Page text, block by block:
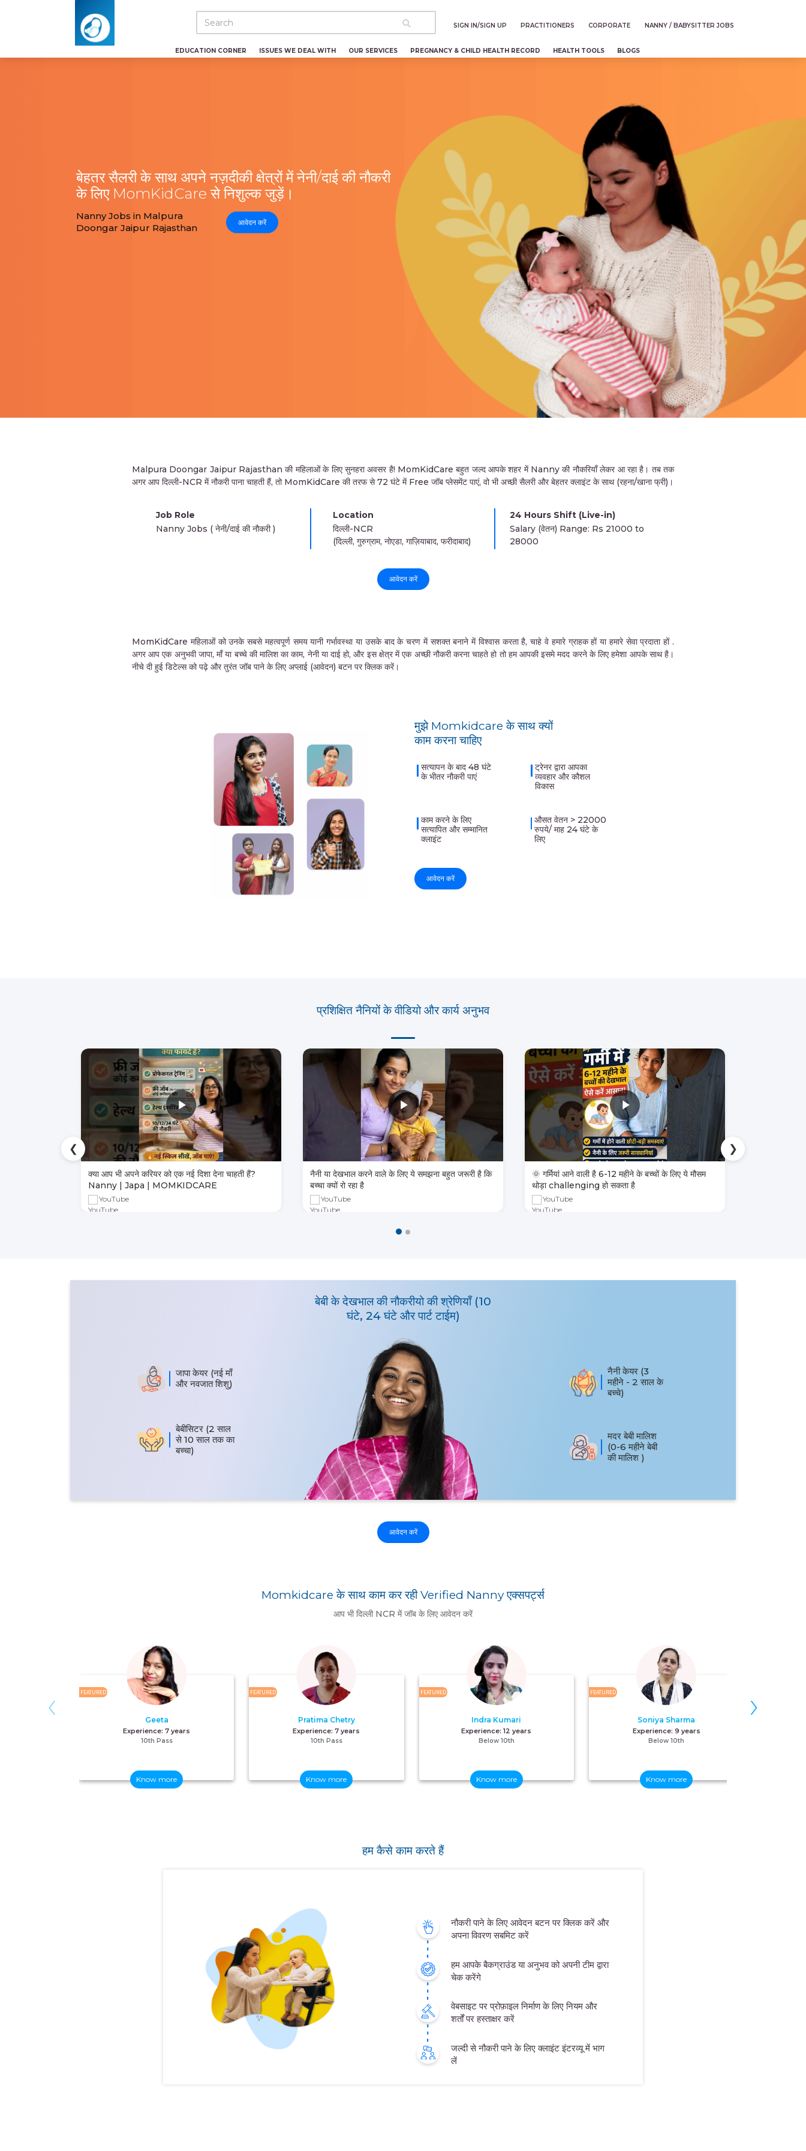
SIGN IN/SIGN UP PRACTITIONERS CORPORATE NANNY / BABYSITTER JOBS
EDUCATION CORNER ISSUES WE DEAL WITH OUR SERVICES PREGNANCY & CHILD HEALTH RECORD HEALTH TOOLS BLOGS
बेहतर सैलरी के साथ अपने नज़दीकी क्षेत्रों में नेनी/दाई की नौकरी
के लिए MomKidCare से निशुल्क जुड़ें।
Nanny Jobs in Malpura
Doongar Jaipur Rajasthan
आवेदन करें
Malpura Doongar Jaipur Rajasthan की महिलाओं के लिए सुनहरा अवसर है! MomKidCare बहुत जल्द आपके शहर में Nanny की नौकरियाँ लेकर आ रहा है। तब तक
अगर आप दिल्ली-NCR में नौकरी पाना चाहती हैं, तो MomKidCare की तरफ से 72 घंटे में Free जॉब प्लेसमेंट पाएं, वो भी अच्छी सैलरी और बेहतर क्लाइंट के साथ (रहना/खाना फ्री)।
Job Role
Nanny Jobs ( नेनी/दाई की नौकरी )
Location
दिल्ली-NCR
(दिल्ली, गुरुग्राम, नोएडा, गाज़ियाबाद, फरीदाबाद)
24 Hours Shift (Live-in)
Salary (वेतन) Range: Rs 21000 to
28000
आवेदन करें
MomKidCare महिलाओं को उनके सबसे महत्वपूर्ण समय यानी गर्भावस्था या उसके बाद के चरण में सशक्त बनाने में विश्वास करता है, चाहे वे हमारे ग्राहक हों या हमारे सेवा प्रदाता हों .
अगर आप एक अनुभवी जापा, माँ या बच्चे की मालिश का काम, नेनी या दाई हो, और इस क्षेत्र में एक अच्छी नौकरी करना चाहते हो तो हम आपकी इसमे मदद करने के लिए हमेशा आपके साथ है।
नीचे दी हुई डिटेल्स को पढ़े और तुरंत जॉब पाने के लिए अप्लाई (आवेदन) बटन पर क्लिक करें।
मुझे Momkidcare के साथ क्यों
काम करना चाहिए
सत्यापन के बाद 48 घंटे
के भीतर नौकरी पाएं
ट्रेनर द्वारा आपका
व्यवहार और कौशल
विकास
काम करने के लिए
सत्यापित और सम्मानित
क्लाइंट
औसत वेतन > 22000
रुपये/ माह 24 घंटे के
लिए
आवेदन करें
प्रशिक्षित नैनियों के वीडियो और कार्य अनुभव
क्या आप भी अपने करियर को एक नई दिशा देना चाहती हैं?
Nanny | Japa | MOMKIDCARE
YouTube
नैनी या देखभाल करने वाले के लिए ये समझना बहुत जरूरी है कि
बच्चा क्यों रो रहा है
YouTube
🌞 गर्मियां आने वाली है 6-12 महीने के बच्चों के लिए ये मौसम
थोड़ा challenging हो सकता है
YouTube
❮ ❯
बेबी के देखभाल की नौकरीयो की श्रेणियाँ (10
घंटे, 24 घंटे और पार्ट टाईम)
जापा केयर (नई माँ
और नवजात शिशु)
बेबीसिटर (2 साल
से 10 साल तक का
बच्चा)
नैनी केयर (3
महीने - 2 साल के
बच्चे)
मदर बेबी मालिश
(0-6 महीने बेबी
की मालिश )
आवेदन करें
Momkidcare के साथ काम कर रही Verified Nanny एक्सपर्ट्स
आप भी दिल्ली NCR में जॉब के लिए आवेदन करें
FEATURED
Geeta
Experience:7 years
10th Pass
Know more
FEATURED
Pratima Chetry
Experience:7 years
10th Pass
Know more
FEATURED
Indra Kumari
Experience:12 years
Below 10th
Know more
FEATURED
Soniya Sharma
Experience: 9 years
Below 10th
Know more
‹ ›
हम कैसे काम करते हैं
नौकरी पाने के लिए आवेदन बटन पर क्लिक करें और
अपना विवरण सबमिट करें
हम आपके बैकग्राउंड या अनुभव को अपनी टीम द्वारा
चेक करेंगे
वेबसाइट पर प्रोफ़ाइल निर्माण के लिए नियम और
शर्तों पर हस्ताक्षर करें
जल्दी से नौकरी पाने के लिए क्लाइंट इंटरव्यू में भाग
लें